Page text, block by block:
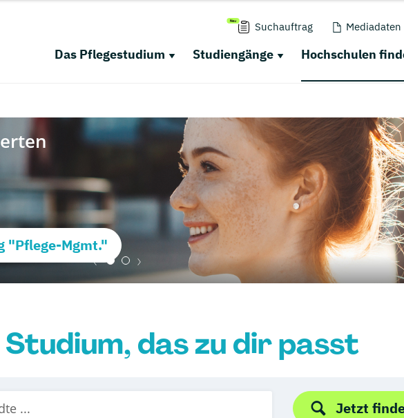
Suchauftrag Mediadaten
Das Pflegestudium Studiengänge Hochschulen
"Pflege-Mgmt."
Studium, das zu dir passt
Jetzt